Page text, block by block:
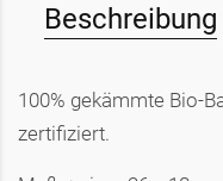
Beschreibung
100% gekämmte Bio-
zertifiziert.